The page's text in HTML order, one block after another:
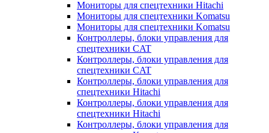
Мониторы для спецтехники Hitachi
Мониторы для спецтехники Komatsu
Мониторы для спецтехники Komatsu
Контроллеры, блоки управления для
спецтехники CAT
Контроллеры, блоки управления для
спецтехники CAT
Контроллеры, блоки управления для
спецтехники Hitachi
Контроллеры, блоки управления для
спецтехники Hitachi
Контроллеры, блоки управления для